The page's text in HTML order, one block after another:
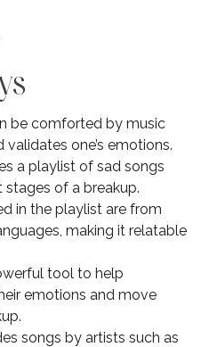
be comforted by music
one’s emotions.
a playlist of sad songs
of a breakup.
in the playlist are from
making it relatable
tool to help
emotions and move
songs by artists such as